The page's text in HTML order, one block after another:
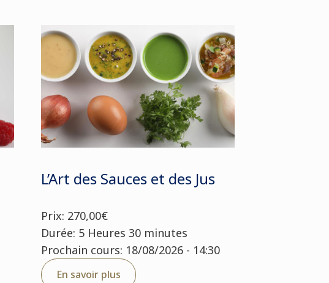
L’Art des Sauces et des Jus
Prix: 270,00€
Durée: 5 Heures 30 minutes
Prochain cours: 18/08/2026 - 14:30
En savoir plus